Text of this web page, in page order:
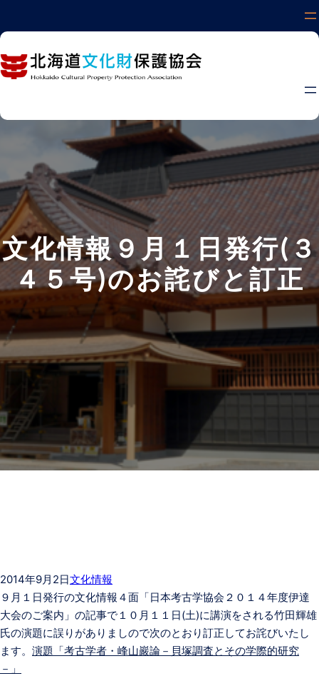
ス
キ
プ
文化情報９月１日発行(３
４５号)のお詫びと訂正
2014年9月2日文化情報
９月１日発行の文化情報４面「日本考古学協会２０１４年度伊達
大会のご案内」の記事で１０月１１日(土)に講演をされる竹田輝雄
氏の演題に誤りがありましので次のとおり訂正してお詫びいたし
ます。 演題「考古学者・峰山巖論－貝塚調査とその学際的研究
－」